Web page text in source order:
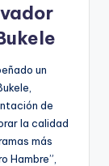
un
de
la calidad
más
Hambre”,